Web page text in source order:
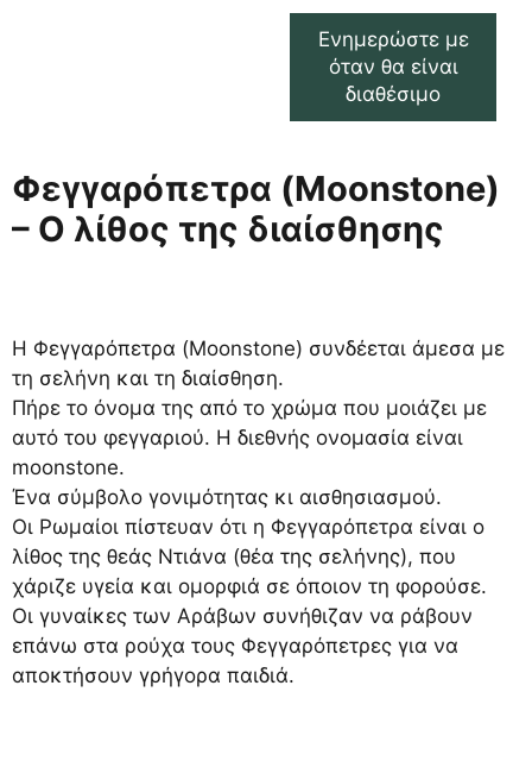
Ενημερώστε με
όταν θα είναι
διαθέσιμο
Φεγγαρόπετρα (Moonstone)
– Ο λίθος της διαίσθησης
Η Φεγγαρόπετρα (Moonstone) συνδέεται άμεσα με
τη σελήνη και τη διαίσθηση.
Πήρε το όνομα της από το χρώμα που μοιάζει με
αυτό του φεγγαριού. Η διεθνής ονομασία είναι
moonstone.
Ένα σύμβολο γονιμότητας κι αισθησιασμού.
Οι Ρωμαίοι πίστευαν ότι η Φεγγαρόπετρα είναι ο
λίθος της θεάς Ντιάνα (θέα της σελήνης), που
χάριζε υγεία και ομορφιά σε όποιον τη φορούσε.
Οι γυναίκες των Αράβων συνήθιζαν να ράβουν
επάνω στα ρούχα τους Φεγγαρόπετρες για να
αποκτήσουν γρήγορα παιδιά.